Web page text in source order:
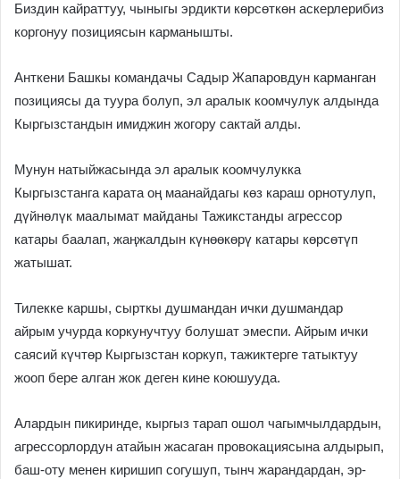
Биздин кайраттуу, чыныгы эрдикти көрсөткөн аскерлерибиз
коргонуу позициясын карманышты.
Анткени Башкы командачы Садыр Жапаровдун карманган
позициясы да туура болуп, эл аралык коомчулук алдында
Кыргызстандын имиджин жогору сактай алды.
Мунун натыйжасында эл аралык коомчулукка
Кыргызстанга карата оң маанайдагы көз караш орнотулуп,
дүйнөлүк маалымат майданы Тажикстанды агрессор
катары баалап, жаңжалдын күнөөкөрү катары көрсөтүп
жатышат.
Тилекке каршы, сырткы душмандан ички душмандар
айрым учурда коркунучтуу болушат эмеспи. Айрым ички
саясий күчтөр Кыргызстан коркуп, тажиктерге татыктуу
жооп бере алган жок деген кине коюшууда.
Алардын пикиринде, кыргыз тарап ошол чагымчылдардын,
агрессорлордун атайын жасаган провокациясына алдырып,
баш-оту менен киришип согушуп, тынч жарандардан, эр-